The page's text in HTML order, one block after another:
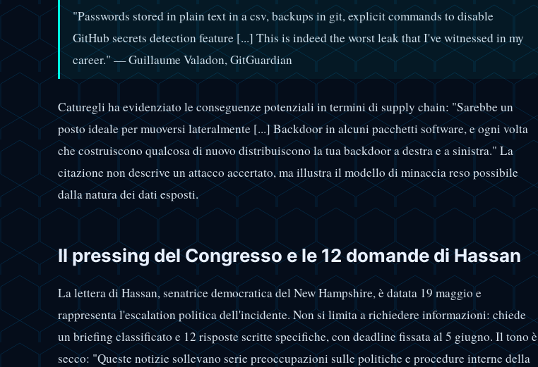
"Passwords stored in plain text in a csv, backups in git, explicit commands to disable
GitHub secrets detection feature [...] This is indeed the worst leak that I've witnessed in my
career." — Guillaume Valadon, GitGuardian
Caturegli ha evidenziato le conseguenze potenziali in termini di supply chain: "Sarebbe un
posto ideale per muoversi lateralmente [...] Backdoor in alcuni pacchetti software, e ogni volta
che costruiscono qualcosa di nuovo distribuiscono la tua backdoor a destra e a sinistra." La
citazione non descrive un attacco accertato, ma illustra il modello di minaccia reso possibile
dalla natura dei dati esposti.
Il pressing del Congresso e le 12 domande di Hassan
La lettera di Hassan, senatrice democratica del New Hampshire, è datata 19 maggio e
rappresenta l'escalation politica dell'incidente. Non si limita a richiedere informazioni: chiede
un briefing classificato e 12 risposte scritte specifiche, con deadline fissata al 5 giugno. Il tono è
secco: "Queste notizie sollevano serie preoccupazioni sulle politiche e procedure interne della